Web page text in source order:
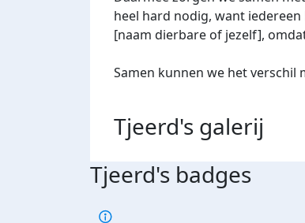
heel hard nodig, want
[naam dierbare of jezelf],
Samen kunnen we het verschil
Tjeerd's galerij
Tjeerd's badges